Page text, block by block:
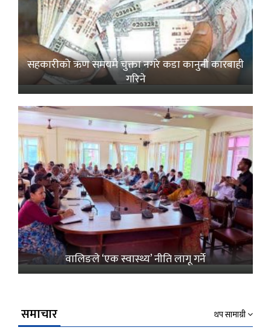
सहकारीको ऋण समयमै चुक्ता नगरे कडा कानुनी कारबाही
गरिने
वालिङले ‘एक स्वास्थ्य’ नीति लागू गर्ने
समाचार थप सामाग्री